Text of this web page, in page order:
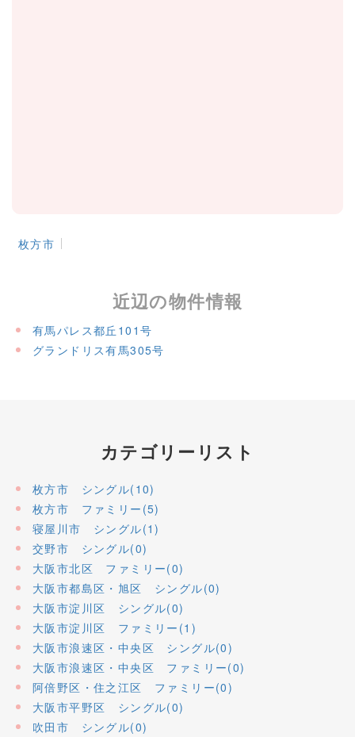
枚方市
近辺の物件情報
有馬パレス都丘101号
グランドリス有馬305号
カテゴリーリスト
枚方市 シングル(10)
枚方市 ファミリー(5)
寝屋川市 シングル(1)
交野市 シングル(0)
大阪市北区 ファミリー(0)
大阪市都島区・旭区 シングル(0)
大阪市淀川区 シングル(0)
大阪市淀川区 ファミリー(1)
大阪市浪速区・中央区 シングル(0)
大阪市浪速区・中央区 ファミリー(0)
阿倍野区・住之江区 ファミリー(0)
大阪市平野区 シングル(0)
吹田市 シングル(0)